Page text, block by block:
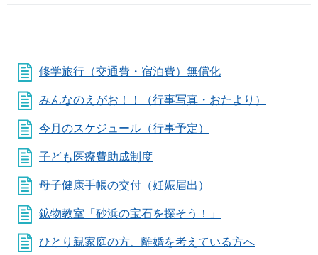
修学旅行（交通費・宿泊費）無償化
みんなのえがお！！（行事写真・おたより）
今月のスケジュール（行事予定）
子ども医療費助成制度
母子健康手帳の交付（妊娠届出）
鉱物教室「砂浜の宝石を探そう！」
ひとり親家庭の方、離婚を考えている方へ